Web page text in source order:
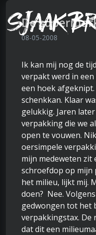
De
08-05-2008
Ik kan mij nog de
verpakt werd in een
een hoek
schenkkan. Klaar
gelukkig. Jaren
verpakking die we
open te vouwen.
oersimpele
mijn medeweten zit
schroefdop op mijn
het milieu, lijkt mij.
doen? Nee.
gedwongen tot het
verpakkingstax. De
dat dit een